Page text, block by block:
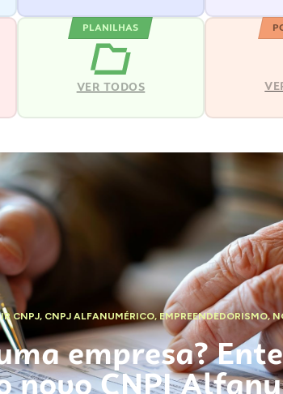
PLANILHAS
VER TODOS
CNPJ, CNPJ ALFANUMÉRICO, EMPREENDEDORISMO,
empresa?
novo CNPJ